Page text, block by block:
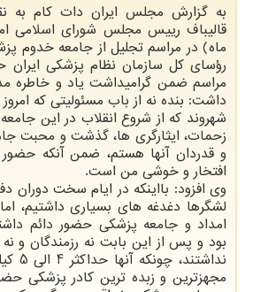
به گزارش مجلس ایران دات کام به
ماه) در مراسم تجلیل از جامعه خدوم
رؤسای کل سازمان نظام پزشکی
مراسم ضمن گرامیداشت یاد و خاطره
داشت: بنده نه از باب مسئولیتی که
شهروند که از شروع انقلاب در این
زحمات، ایثارگری ها، گذشت و محبت
و قدردان آنها هستم، ضمن آنکه
افتخار و خوشی من است.
وی افزود: بااینکه در ایام سخت دوران
لشگرها دغدغه های بسیاری داشتیم،
امداد و جامعه پزشکی حضور دائم
بود و پس از این بابت نه رزمندگان و
مجهزترین و زبده ترین کادر پزشکی